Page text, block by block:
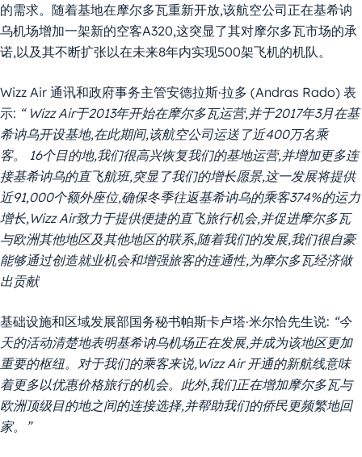
的需求。随着基地在摩尔多瓦重新开放,该航空公司正在基希讷
乌机场增加一架新的空客A320,这突显了其对摩尔多瓦市场的承
诺,以及其不断扩张以在未来8年内实现500架飞机的机队。
Wizz Air 通讯和政府事务主管安德拉斯·拉多 (Andras Rado) 表
示: “ Wizz Air于2013年开始在摩尔多瓦运营,并于2017年3月在基
希讷乌开设基地,在此期间,该航空公司运送了近400万名乘
客。
16个目的地,我们很高兴恢复我们的基地运营,并增加更多连
接基希讷乌的直飞航班,突显了我们的增长愿景,这一发展将提供
近91,000个额外座位,确保冬季往返基希讷乌的乘客374%的运力
增长,Wizz Air致力于提供便捷的直飞旅行机会,并促进摩尔多瓦
与欧洲其他地区及其他地区的联系,随着我们的发展,我们很自豪
能够通过创造就业机会和增强旅客的连通性,为摩尔多瓦经济做
出贡献
基础设施和区域发展部国务秘书帕斯卡卢塔·米尔恰先生说: “今
天的活动清楚地表明基希讷乌机场正在发展,并成为该地区更加
重要的枢纽。对于我们的乘客来说,Wizz Air 开通的新航线意味
着更多以优惠价格旅行的机会。此外,我们正在增加摩尔多瓦与
欧洲顶级目的地之间的连接选择,并帮助我们的侨民更频繁地回
家。”